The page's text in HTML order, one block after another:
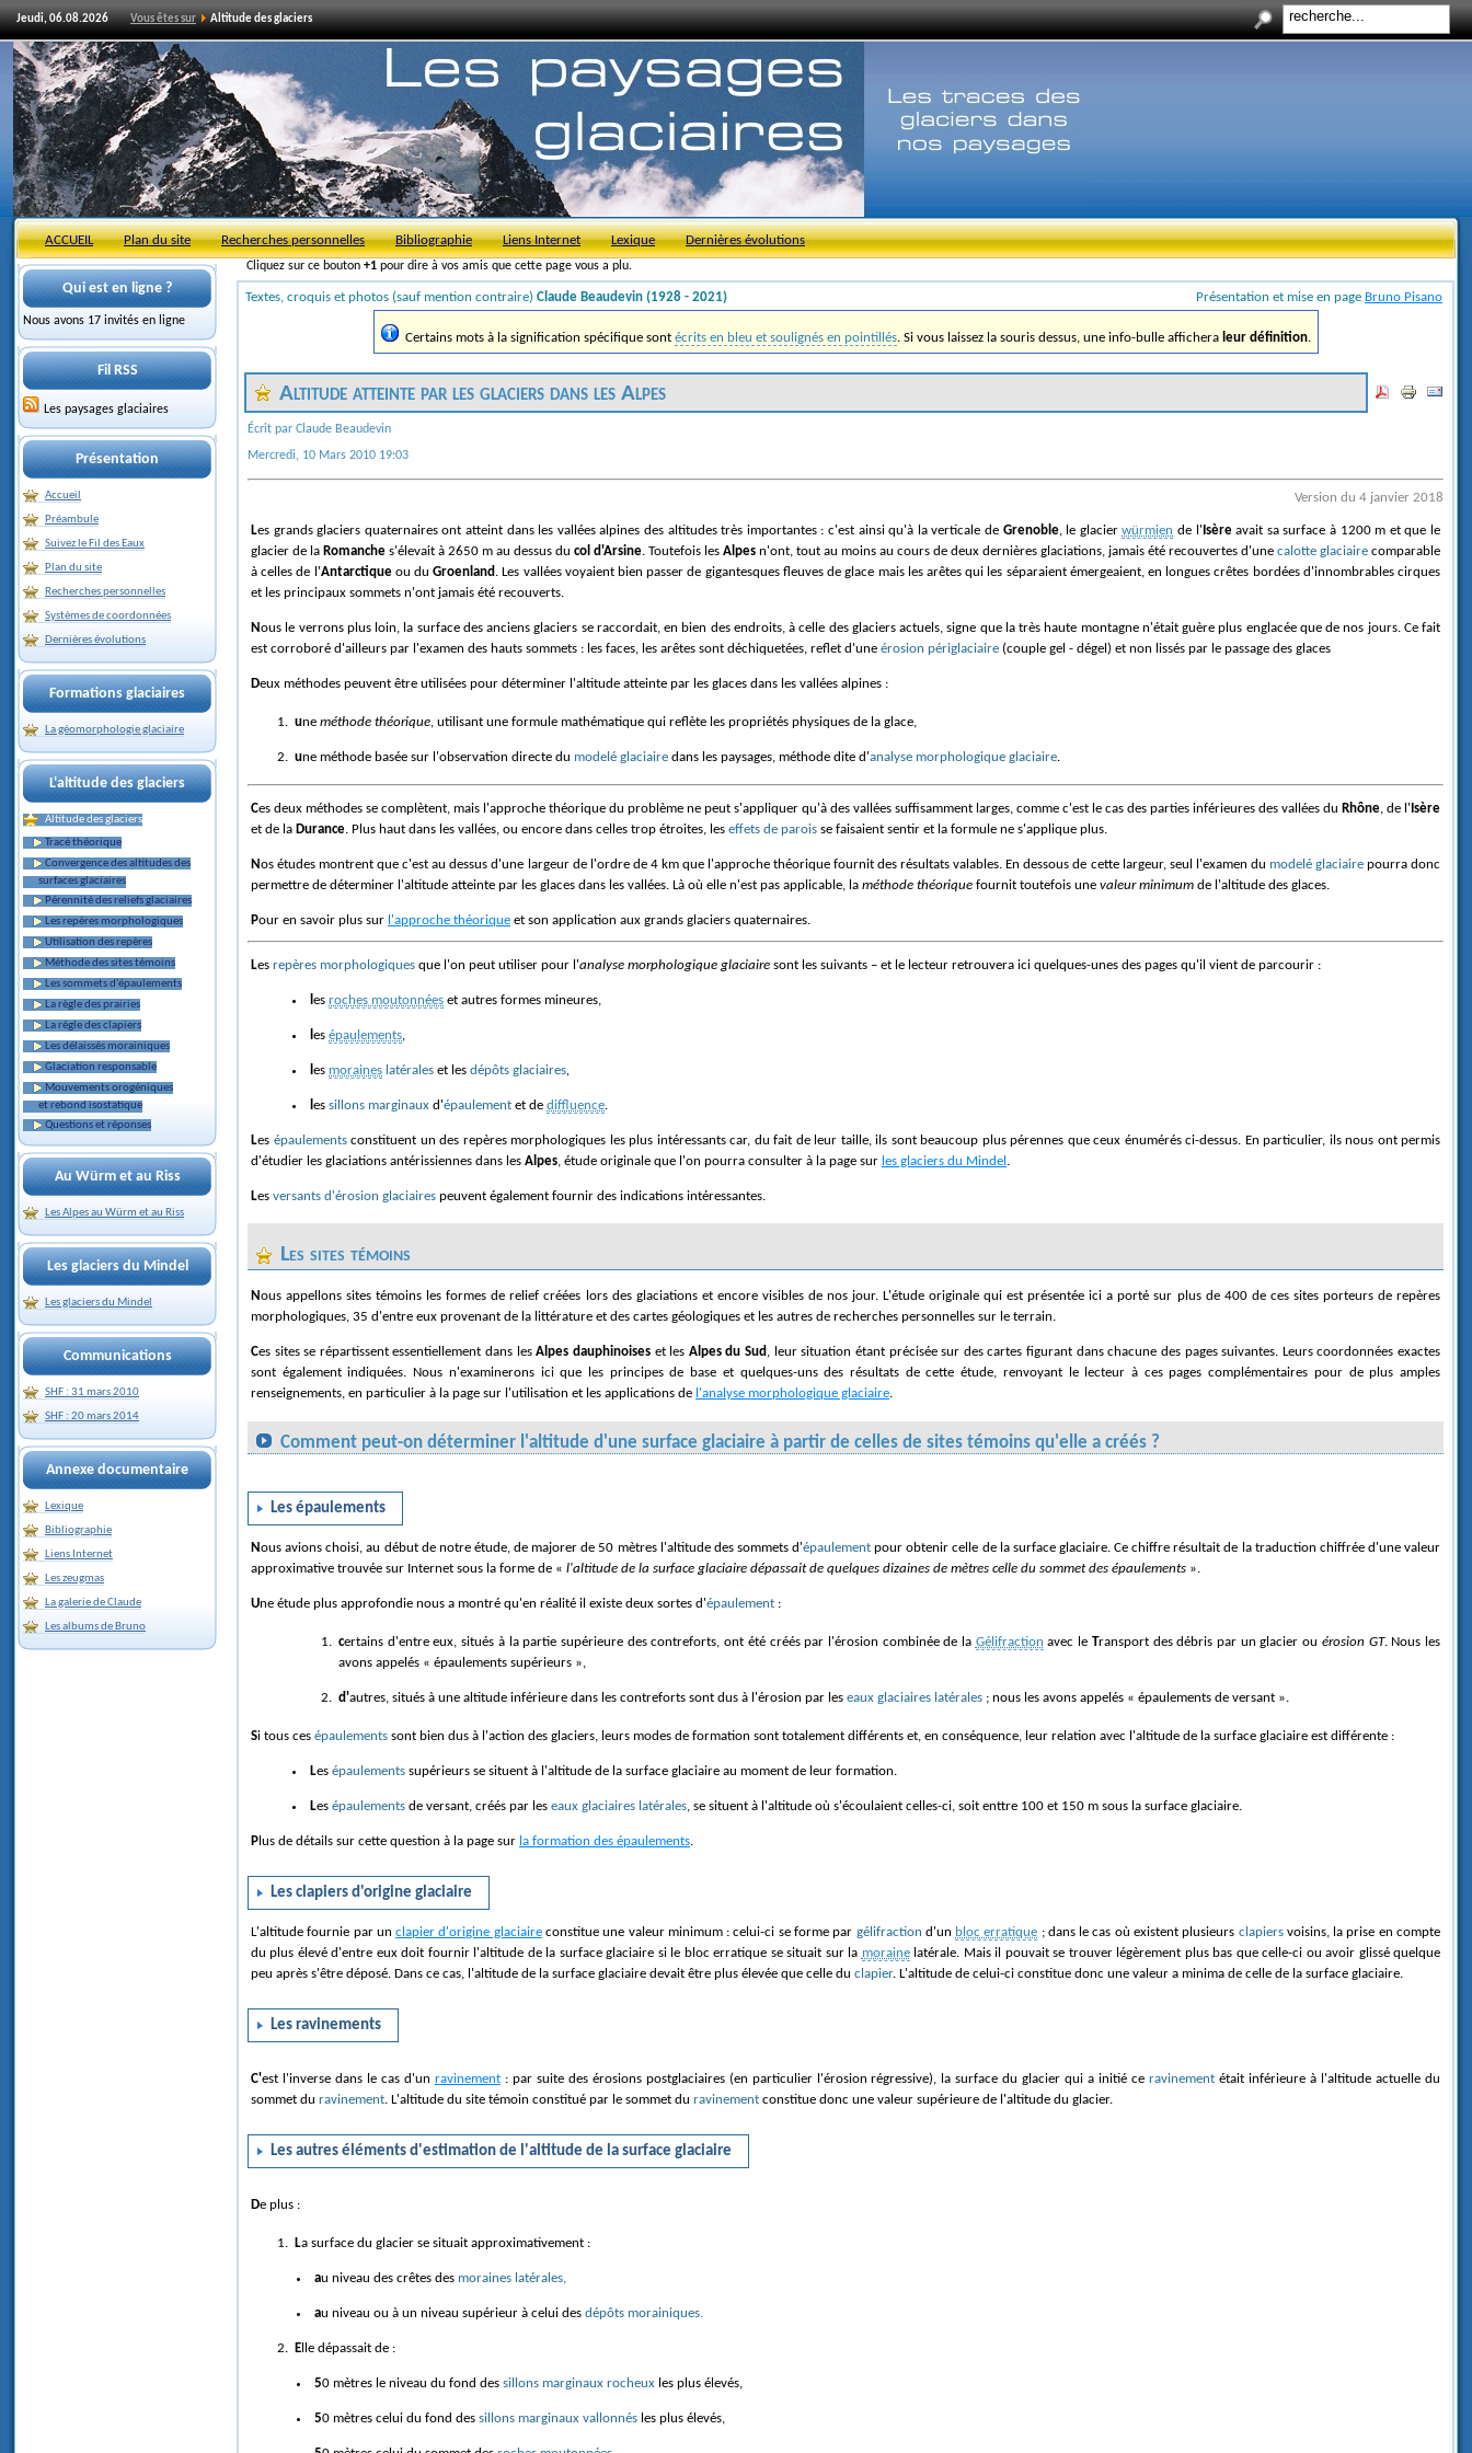
Jeudi, 06.08.2026 Vous êtes sur Altitude des glaciers
ACCUEIL Plan du site Recherches personnelles Bibliographie Liens Internet Lexique Dernières évolutions
Cliquez sur ce bouton +1 pour dire à vos amis que cette page vous a plu.
Qui est en ligne ?
Nous avons 17 invités en ligne
Fil RSS
Les paysages glaciaires
Présentation
Accueil
Préambule
Suivez le Fil des Eaux
Plan du site
Recherches personnelles
Systèmes de coordonnées
Dernières évolutions
Formations glaciaires
La géomorphologie glaciaire
L'altitude des glaciers
Altitude des glaciers
Tracé théorique
Convergence des altitudes des
surfaces glaciaires
Pérennité des reliefs glaciaires
Les repères morphologiques
Utilisation des repères
Méthode des sites témoins
Les sommets d'épaulements
La règle des prairies
La règle des clapiers
Les délaissés morainiques
Glaciation responsable
Mouvements orogéniques
et rebond isostatique
Questions et réponses
Au Würm et au Riss
Les Alpes au Würm et au Riss
Les glaciers du Mindel
Les glaciers du Mindel
Communications
SHF : 31 mars 2010
SHF : 20 mars 2014
Annexe documentaire
Lexique
Bibliographie
Liens Internet
Les zeugmas
La galerie de Claude
Les albums de Bruno
Textes, croquis et photos (sauf mention contraire) Claude Beaudevin (1928 - 2021) Présentation et mise en page Bruno Pisano
Certains mots à la signification spécifique sont écrits en bleu et soulignés en pointillés. Si vous laissez la souris dessus, une info-bulle affichera leur définition.
Altitude atteinte par les glaciers dans les Alpes
Écrit par Claude Beaudevin
Mercredi, 10 Mars 2010 19:03
Version du 4 janvier 2018
Les grands glaciers quaternaires ont atteint dans les vallées alpines des altitudes très importantes : c'est ainsi qu'à la verticale de Grenoble, le glacierwürmien de l' Isèreavait sa surface à 1200 m et que le
glacier de la Romanche s'élevait à 2650 m au dessus du col d'Arsine. Toutefois les Alpes n'ont, tout au moins au cours de deux dernières glaciations, jamais été recouvertes d'une calotte glaciaire comparable
à celles de l'Antarctiqueou duGroenland . Les vallées voyaient bien passer de gigantesques fleuves de glace mais les arêtes qui les séparaient émergeaient, en longues crêtes bordées d'innombrables cirques
et les principaux sommets n'ont jamais été recouverts.
Nous le verrons plus loin, la surface des anciens glaciers se raccordait, en bien des endroits, à celle des glaciers actuels, signe que la très haute montagne n'était guère plus englacée que de nos jours. Ce fait
est corroboré d'ailleurs par l'examen des hauts sommets : les faces, les arêtes sont déchiquetées, reflet d'une érosion périglaciaire (couple gel - dégel) et non lissés par le passage des glaces
Deux méthodes peuvent être utilisées pour déterminer l'altitude atteinte par les glaces dans les vallées alpines :
une méthode théorique, utilisant une formule mathématique qui reflète les propriétés physiques de la glace,
une méthode basée sur l'observation directe du modelé glaciaire dans les paysages, méthode dite d'analyse morphologique glaciaire.
Ces deux méthodes se complètent, mais l'approche théorique du problème ne peut s'appliquer qu'à des vallées suffisamment larges, comme c'est le cas des parties inférieures des vallées du Rhône, de l' Isère
et de la Durance. Plus haut dans les vallées, ou encore dans celles trop étroites, les effets de parois se faisaient sentir et la formule ne s'applique plus.
Nos études montrent que c'est au dessus d'une largeur de l'ordre de 4 km que l'approche théorique fournit des résultats valables. En dessous de cette largeur, seul l'examen du modelé glaciairepourra donc
permettre de déterminer l'altitude atteinte par les glaces dans les vallées. Là où elle n'est pas applicable, la méthode théorique fournit toutefois une valeur minimum de l'altitude des glaces.
Pour en savoir plus sur l'approche théorique et son application aux grands glaciers quaternaires.
Les repères morphologiques que l'on peut utiliser pour l'analyse morphologique glaciaire sont les suivants – et le lecteur retrouvera ici quelques-unes des pages qu'il vient de parcourir :
les roches moutonnées et autres formes mineures,
les épaulements
les moraines latérales et les dépôts glaciaires
les sillons marginaux d'épaulement et de diffluence.
Les épaulementsconstituent un des repères morphologiques les plus intéressants car, du fait de leur taille, ils sont beaucoup plus pérennes que ceux énumérés ci-dessus. En particulier, ils nous ont permis
d'étudier les glaciations antérissiennes dans les Alpes , étude originale que l'on pourra consulter à la page sur les glaciers du Mindel .
Les versants d'érosion glaciaires peuvent également fournir des indications intéressantes.
Les sites témoins
Nous appellons sites témoins les formes de relief créées lors des glaciations et encore visibles de nos jour. L'étude originale qui est présentée ici a porté sur plus de 400 de ces sites porteurs de repères
morphologiques, 35 d'entre eux provenant de la littérature et des cartes géologiques et les autres de recherches personnelles sur le terrain.
Ces sites se répartissent essentiellement dans lesAlpes dauphinoiseset les Alpes du Sud , leur situation étant précisée sur des cartes figurant dans chacune des pages suivantes. Leurs coordonnées exactes
sont également indiquées. Nous n'examinerons ici que les principes de base et quelques-uns des résultats de cette étude, renvoyant le lecteur à ces pages complémentaires pour de plus amples
renseignements, en particulier à la page sur l'utilisation et les applications de l'analyse morphologique glaciaire.
Comment peut-on déterminer l'altitude d'une surface glaciaire à partir de celles de sites témoins qu'elle a créés ?
Les épaulements
Nous avions choisi, au début de notre étude, de majorer de 50 mètres l'altitude des sommets d'épaulement pour obtenir celle de la surface glaciaire. Ce chiffre résultait de la traduction chiffrée d'une valeur
approximative trouvée sur Internet sous la forme de « l'altitude de la surface glaciaire dépassait de quelques dizaines de mètres celle du sommet des épaulements ».
Une étude plus approfondie nous a montré qu'en réalité il existe deux sortes d'épaulement :
certains d'entre eux, situés à la partie supérieure des contreforts, ont été créés par l'érosion combinée de la Gélifraction avec le Transport des débris par un glacier ou érosion GT. Nous les
avons appelés « épaulements supérieurs »,
d'autres, situés à une altitude inférieure dans les contreforts sont dus à l'érosion par les eaux glaciaires latérales ; nous les avons appelés « épaulements de versant ».
Si tous ces épaulements sont bien dus à l'action des glaciers, leurs modes de formation sont totalement différents et, en conséquence, leur relation avec l'altitude de la surface glaciaire est différente :
Les épaulements supérieurs se situent à l'altitude de la surface glaciaire au moment de leur formation.
Les épaulements de versant, créés par les eaux glaciaires latérales, se situent à l'altitude où s'écoulaient celles-ci, soit enttre 100 et 150 m sous la surface glaciaire.
Plus de détails sur cette question à la page sur la formation des épaulements.
Les clapiers d'origine glaciaire
L'altitude fournie par unclapier d'origine glaciaireconstitue une valeur minimum : celui-ci se forme par gélifraction d'un bloc erratique ; dans le cas où existent plusieurs clapiersvoisins, la prise en compte
du plus élevé d'entre eux doit fournir l'altitude de la surface glaciaire si le bloc erratique se situait sur la morainelatérale. Mais il pouvait se trouver légèrement plus bas que celle-ci ou avoir glissé quelque
peu après s'être déposé. Dans ce cas, l'altitude de la surface glaciaire devait être plus élevée que celle du clapier. L'altitude de celui-ci constitue donc une valeur a minima de celle de la surface glaciaire.
Les ravinements
C'est l'inverse dans le cas d'un ravinement: par suite des érosions postglaciaires (en particulier l'érosion régressive), la surface du glacier qui a initié ceravinement était inférieure à l'altitude actuelle du
sommet du ravinement. L'altitude du site témoin constitué par le sommet du ravinement constitue donc une valeur supérieure de l'altitude du glacier.
Les autres éléments d'estimation de l'altitude de la surface glaciaire
De plus :
La surface du glacier se situait approximativement :
au niveau des crêtes des moraines latérales,
au niveau ou à un niveau supérieur à celui des dépôts morainiques.
Elle dépassait de :
50 mètres le niveau du fond des sillons marginaux rocheux les plus élevés,
50 mètres celui du fond des sillons marginaux vallonnés les plus élevés,